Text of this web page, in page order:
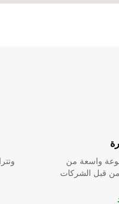
واسعة من
من قبل الشركات